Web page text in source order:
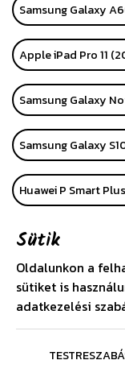
Samsung Galaxy
Apple iPad Pro 11
Samsung Galaxy
Samsung Galaxy
Huawei P Smart
Huawei P40 Pro
Apple iPhone SE
Huawei P40 Lite E
Sütik
Oldalunkon a
sütiket is
adatkezelési